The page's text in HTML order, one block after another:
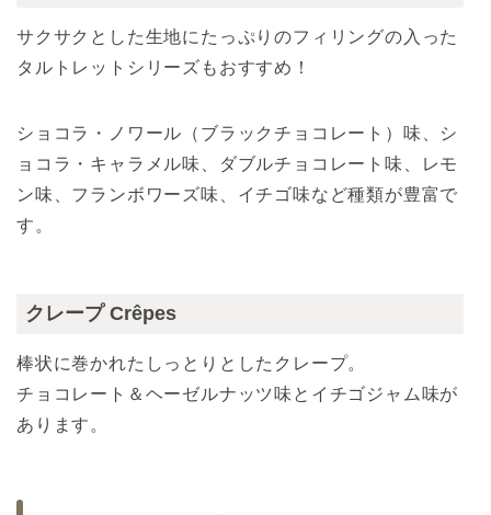
サクサクとした生地にたっぷりのフィリングの入った
タルトレットシリーズもおすすめ！
ショコラ・ノワール（ブラックチョコレート）味、シ
ョコラ・キャラメル味、ダブルチョコレート味、レモ
ン味、フランボワーズ味、イチゴ味など種類が豊富で
す。
クレープ Crêpes
棒状に巻かれたしっとりとしたクレープ。
チョコレート＆ヘーゼルナッツ味とイチゴジャム味が
あります。